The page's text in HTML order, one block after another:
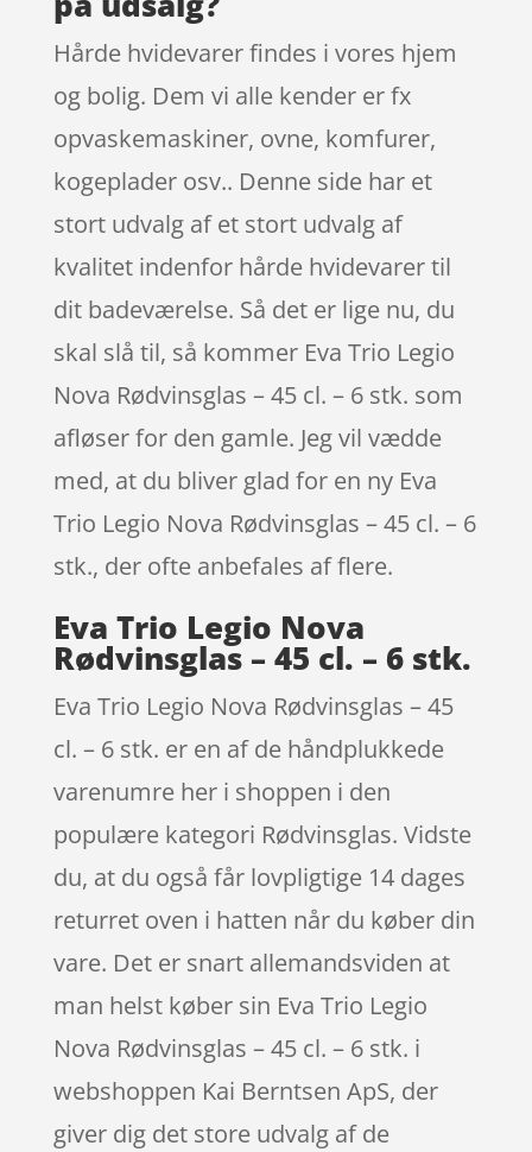
Hårde hvidevarer findes i vores hjem
og bolig. Dem vi alle kender er fx
opvaskemaskiner, ovne, komfurer,
kogeplader osv.. Denne side har et
stort udvalg af et stort udvalg af
kvalitet indenfor hårde hvidevarer til
dit badeværelse. Så det er lige nu, du
skal slå til, så kommer Eva Trio Legio
Nova Rødvinsglas – 45 cl. – 6 stk. som
afløser for den gamle. Jeg vil vædde
med, at du bliver glad for en ny Eva
Trio Legio Nova Rødvinsglas – 45 cl. – 6
stk., der ofte anbefales af flere.
Eva Trio Legio Nova
Rødvinsglas – 45 cl. – 6 stk.
Eva Trio Legio Nova Rødvinsglas – 45
cl. – 6 stk. er en af de håndplukkede
varenumre her i shoppen i den
populære kategori Rødvinsglas. Vidste
du, at du også får lovpligtige 14 dages
returret oven i hatten når du køber din
vare. Det er snart allemandsviden at
man helst køber sin Eva Trio Legio
Nova Rødvinsglas – 45 cl. – 6 stk. i
webshoppen Kai Berntsen ApS, der
giver dig det store udvalg af de